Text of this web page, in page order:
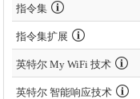
指令集
指令集扩展
英特尔 My WiFi 技术
英特尔 智能响应技术